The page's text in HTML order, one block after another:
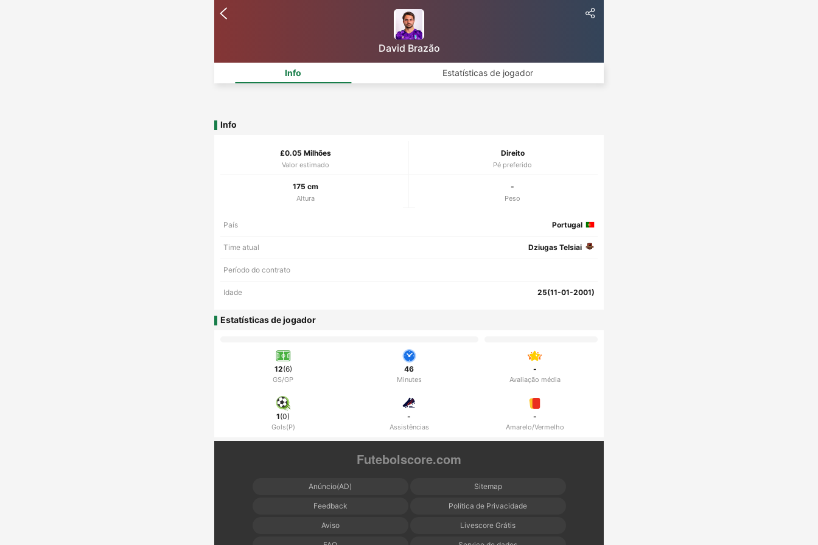
David Brazão
Info Estatísticas de jogador
Info
£0.05 Milhões
Valor estimado
Direito
Pé preferido
175 cm
Altura
-
Peso
País Portugal
Time atual Dziugas Telsiai
Período do contrato
Idade 25(11-01-2001)
Estatísticas de jogador
12(6)
GS/GP
46
Minutes
-
Avaliação média
1(0)
Gols(P)
-
Assistências
-
Amarelo/Vermelho
Futebolscore.com
Anúncio(AD) Sitemap
Feedback Política de Privacidade
Aviso Livescore Grátis